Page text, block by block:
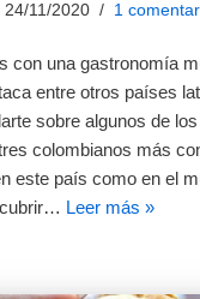
24/11/2020 1
con una gastronomía
entre otros países
sobre algunos de
colombianos más
este país como en el
Leer más »